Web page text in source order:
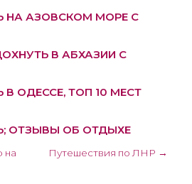
НА АЗОВСКОМ МОРЕ С
В АБХАЗИИ С
В ОДЕССЕ, ТОП 10 МЕСТ
ОТЗЫВЫ ОБ ОТДЫХЕ
на
Путешествия по ЛНР →